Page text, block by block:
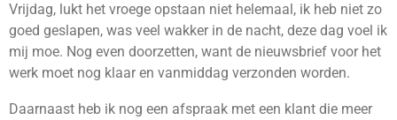
Vrijdag, lukt het vroege opstaan niet helemaal, ik heb niet zo
goed geslapen, was veel wakker in de nacht, deze dag voel ik
mij moe. Nog even doorzetten, want de nieuwsbrief voor het
werk moet nog klaar en vanmiddag verzonden worden.
Daarnaast heb ik nog een afspraak met een klant die meer